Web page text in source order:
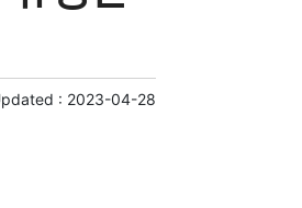
: 2023-04-28